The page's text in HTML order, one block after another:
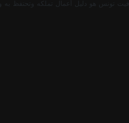
تونس هو دليل أعمال تملكه وتحتفظ به